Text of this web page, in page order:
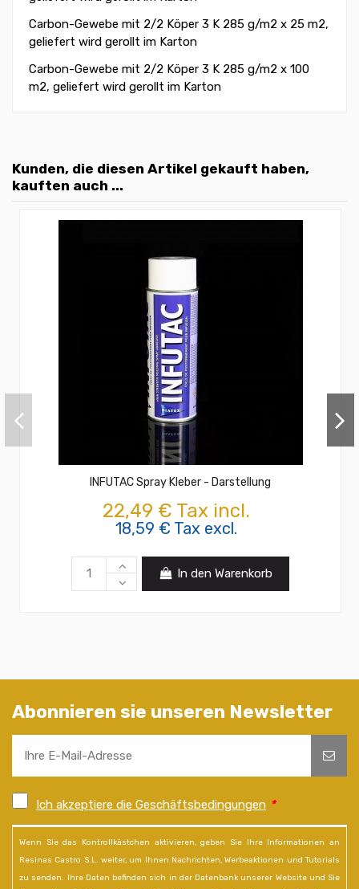
Carbon-Gewebe mit 2/2 Köper 3 K 285 g/m2 x 25 m2,
geliefert wird gerollt im Karton
Carbon-Gewebe mit 2/2 Köper 3 K 285 g/m2 x 100
m2, geliefert wird gerollt im Karton
Kunden, die diesen Artikel gekauft haben,
kauften auch ...
INFUTAC Spray Kleber - Darstellung
22,49 € Tax incl.
18,59 € Tax excl.
In den Warenkorb
Abonnieren sie unseren Newsletter
Ich akzeptiere die Geschäftsbedingungen *
Wenn Sie das Kontrollkästchen aktivieren, geben Sie Ihre Informationen an
Resinas Castro S.L. weiter, um Ihnen Nachrichten, Werbeaktionen und Tutorials
zu senden. Ihre Daten befinden sich in der Datenbank unserer Website und Sie